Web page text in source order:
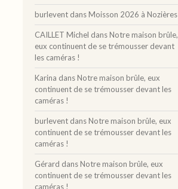
burlevent dansMoisson 2026 à Nozières
CAILLET Michel dansNotre maison brûle,
eux continuent de se trémousser devant
les caméras !
Karina dansNotre maison brûle, eux
continuent de se trémousser devant les
caméras !
burlevent dansNotre maison brûle, eux
continuent de se trémousser devant les
caméras !
Gérard dansNotre maison brûle, eux
continuent de se trémousser devant les
caméras !